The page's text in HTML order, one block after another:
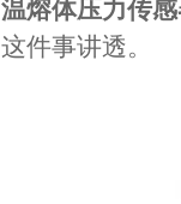
温熔体压力传
这件事讲透。